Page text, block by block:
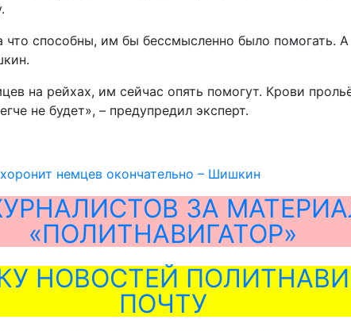
способны, им бы бессмысленно было помогать.
на рейхах, им сейчас опять помогут. Крови
не будет», – предупредил эксперт.
немцев окончательно – Шишкин
ЗА
«ПОЛИТНАВИГАТОР»
НОВОСТЕЙ
ПОЧТУ